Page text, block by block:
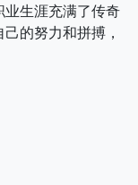
生涯充满了传奇
的努力和拼搏，